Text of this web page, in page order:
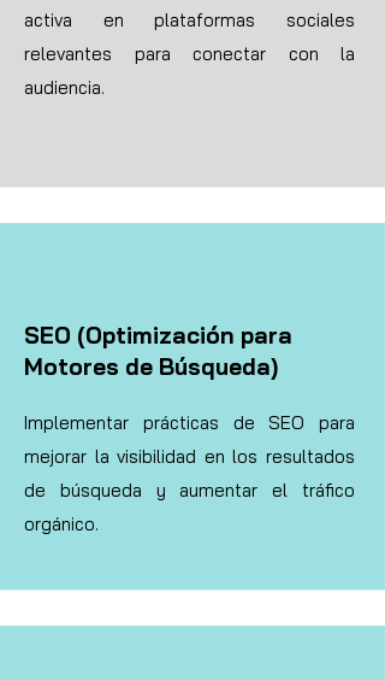
activa en plataformas sociales
relevantes para conectar con la
audiencia.
SEO (Optimización para
Motores de Búsqueda)
Implementar prácticas de SEO para
mejorar la visibilidad en los resultados
de búsqueda y aumentar el tráfico
orgánico.